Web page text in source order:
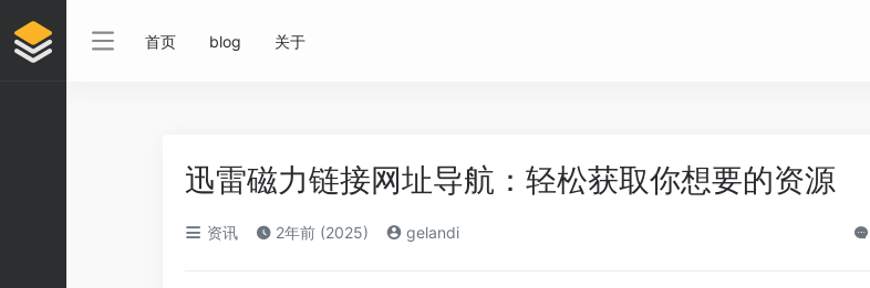
首页 blog 关于
迅雷磁力链接网址导航：轻松获取你想要的资源
资讯 2年前 (2025) gelandi